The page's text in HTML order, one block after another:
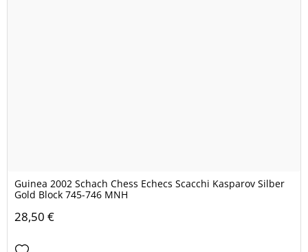
Guinea 2002 Schach Chess Echecs Scacchi Kasparov Silber
Gold Block 745-746 MNH
28,50 €